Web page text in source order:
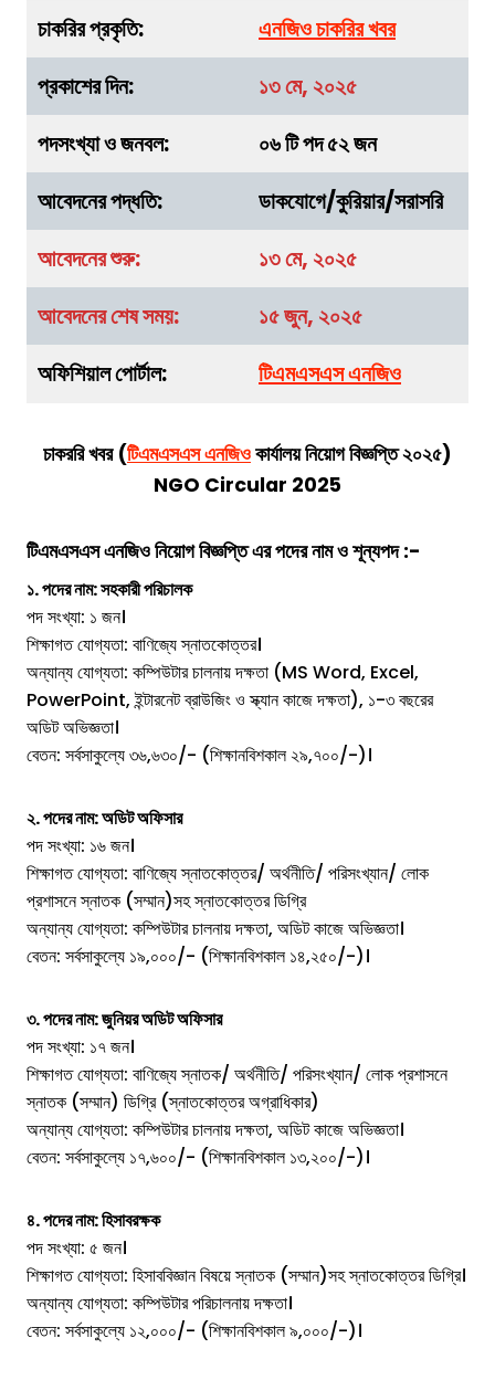
চাকরির প্রকৃতি:
এনজিও চাকরির খবর
প্রকাশের দিন:
১৩ মে, ২০২৫
পদসংখ্যা ও জনবল:
০৬ টি পদ ৫২ জন
আবেদনের পদ্ধতি:
ডাকযোগে/কুরিয়ার/সরাসরি
আবেদনের শুরু:
১৩ মে, ২০২৫
আবেদনের শেষ সময়:
১৫ জুন, ২০২৫
অফিশিয়াল পোর্টাল:
টিএমএসএস এনজিও
চাকররি খবর(টিএমএসএস এনজিওকার্যালয়নিয়োগ বিজ্ঞপ্তি ২০২৫)
NGO Circular 2025
টিএমএসএস এনজিওনিয়োগবিজ্ঞপ্তিএর পদের নাম ও শূন্যপদ :-
১. পদের নাম: সহকারী পরিচালক
পদ সংখ্যা: ১ জন।
শিক্ষাগত যোগ্যতা: বাণিজ্যে স্নাতকোত্তর।
অন্যান্য যোগ্যতা: কম্পিউটার চালনায় দক্ষতা (MS Word, Excel,
PowerPoint, ইন্টারনেট ব্রাউজিং ও স্ক্যান কাজে দক্ষতা), ১-৩ বছরের
অডিট অভিজ্ঞতা।
বেতন: সর্বসাকুল্যে ৩৬,৬৩০/- (শিক্ষানবিশকাল ২৯,৭০০/-)।
২. পদের নাম: অডিট অফিসার
পদ সংখ্যা: ১৬ জন।
শিক্ষাগত যোগ্যতা: বাণিজ্যে স্নাতকোত্তর/ অর্থনীতি/ পরিসংখ্যান/ লোক
প্রশাসনে স্নাতক (সম্মান)সহ স্নাতকোত্তর ডিগ্রি
অন্যান্য যোগ্যতা: কম্পিউটার চালনায় দক্ষতা, অডিট কাজে অভিজ্ঞতা।
বেতন: সর্বসাকুল্যে ১৯,০০০/- (শিক্ষানবিশকাল ১৪,২৫০/-)।
৩. পদের নাম: জুনিয়র অডিট অফিসার
পদ সংখ্যা: ১৭ জন।
শিক্ষাগত যোগ্যতা: বাণিজ্যে স্নাতক/ অর্থনীতি/ পরিসংখ্যান/ লোক প্রশাসনে
স্নাতক (সম্মান) ডিগ্রি (স্নাতকোত্তর অগ্রাধিকার)
অন্যান্য যোগ্যতা: কম্পিউটার চালনায় দক্ষতা, অডিট কাজে অভিজ্ঞতা।
বেতন: সর্বসাকুল্যে ১৭,৬০০/- (শিক্ষানবিশকাল ১৩,২০০/-)।
৪. পদের নাম: হিসাবরক্ষক
পদ সংখ্যা: ৫ জন।
শিক্ষাগত যোগ্যতা: হিসাববিজ্ঞান বিষয়ে স্নাতক (সম্মান)সহ স্নাতকোত্তর ডিগ্রি।
অন্যান্য যোগ্যতা: কম্পিউটার পরিচালনায় দক্ষতা।
বেতন: সর্বসাকুল্যে ১২,০০০/- (শিক্ষানবিশকাল ৯,০০০/-)।